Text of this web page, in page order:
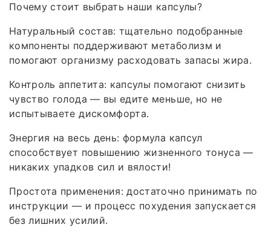
Почему стоит выбрать наши капсулы?
Натуральный состав: тщательно подобранные
компоненты поддерживают метаболизм и
помогают организму расходовать запасы жира.
Контроль аппетита: капсулы помогают снизить
чувство голода — вы едите меньше, но не
испытываете дискомфорта.
Энергия на весь день: формула капсул
способствует повышению жизненного тонуса —
никаких упадков сил и вялости!
Простота применения: достаточно принимать по
инструкции — и процесс похудения запускается
без лишних усилий.